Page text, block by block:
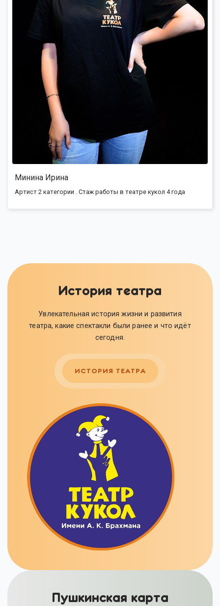
Минина Ирина
Артист 2 категории . Стаж работы в театре кукол 4 года
История театра
Увлекательная история жизни и развития
театра, какие спектакли были ранее и что идёт
сегодня.
ИСТОРИЯ ТЕАТРА
Пушкинская карта